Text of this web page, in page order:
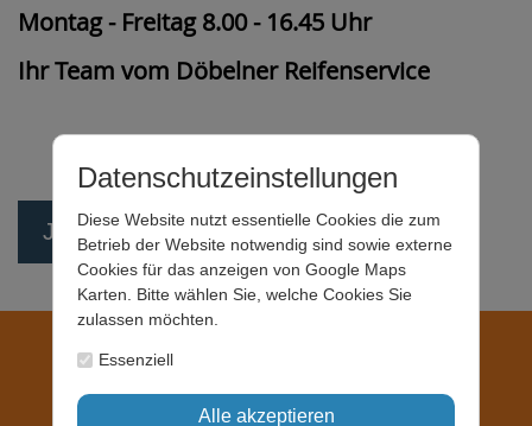
Montag - Freitag 8.00 - 16.45 Uhr
Ihr Team vom Döbelner Reifenservice
Jetzt Termin auswählen
Limmritzer Straße 11a
04720 Döbeln
Datenschutzeinstellungen
Diese Website nutzt essentielle Cookies die zum
Betrieb der Website notwendig sind sowie externe
Cookies für das anzeigen von Google Maps
Karten. Bitte wählen Sie, welche Cookies Sie
zulassen möchten.
Essenziell